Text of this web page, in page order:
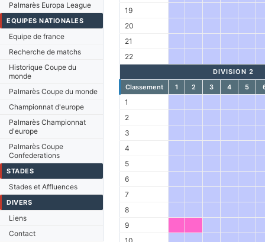
Palmarès Europa League
EQUIPES NATIONALES
Equipe de france
Recherche de matchs
Historique Coupe du
monde
Palmarès Coupe du monde
Championnat d'europe
Palmarès Championnat
d'europe
Palmarès Coupe
Confederations
STADES
Stades et Affluences
DIVERS
Liens
Contact
19
20
21
22
DIVISION 2
Classement
1 2 3 4 5
1
2
3
4
5
6
7
8
9